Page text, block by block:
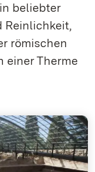
beliebter
Reinlichkeit,
römischen
einer Therme